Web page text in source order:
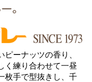
ーナッツの香り、
く練り合わせて一昼
枚手で型抜きし、千